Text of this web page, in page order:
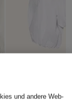
und andere Web-